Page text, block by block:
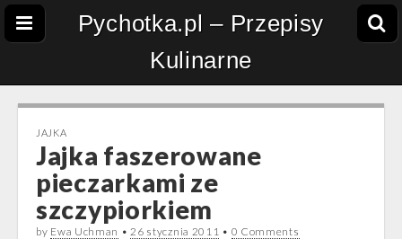
Pychotka.pl – Przepisy
Kulinarne
JAJKA
Jajka faszerowane
pieczarkami ze
szczypiorkiem
by Ewa Uchman •26 stycznia 2011 • 0 Comments